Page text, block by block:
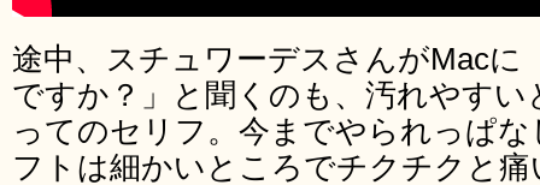
途中、スチュワーデスさんがMacに
ですか？」と聞くのも、汚れやす
ってのセリフ。今までやられっぱ
フトは細かいところでチクチクと